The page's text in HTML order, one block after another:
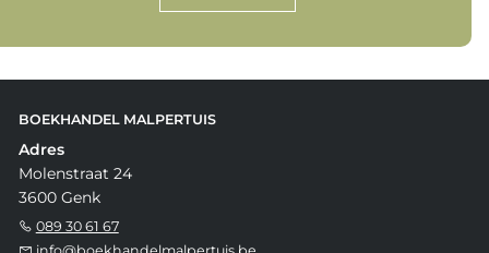
BOEKHANDEL MALPERTUIS
Adres
Molenstraat 24
3600 Genk
089 30 61 67